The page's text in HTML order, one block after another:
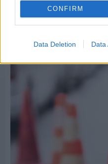
CONFIRM
Data Deletion Data
Πριν 7 ημέρες
Τρίτος στη
Ελλάδας–Κύπρου Κ18